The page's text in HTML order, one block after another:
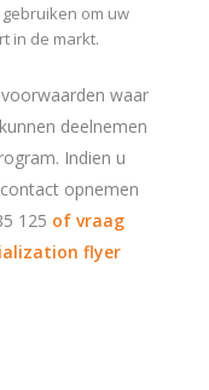
om uw
in de markt.
waar
deelnemen
Indien u
opnemen
125 of vraag
flyer